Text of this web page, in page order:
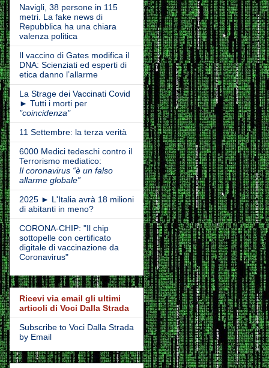
Navigli, 38 persone in 115
metri. La fake news di
Repubblica ha una chiara
valenza politica
Il vaccino di Gates modifica il
DNA: Scienziati ed esperti di
etica danno l’allarme
La Strage dei Vaccinati Covid
► Tutti i morti per
"coincidenza"
11 Settembre: la terza verità
6000 Medici tedeschi contro il
Terrorismo mediatico:
Il coronavirus “è un falso
allarme globale”
2025 ► L'Italia avrà 18 milioni
di abitanti in meno?
CORONA-CHIP: "Il chip
sottopelle con certificato
digitale di vaccinazione da
Coronavirus"
Ricevi via email gli ultimi
articoli di Voci Dalla Strada
Subscribe to Voci Dalla Strada
by Email